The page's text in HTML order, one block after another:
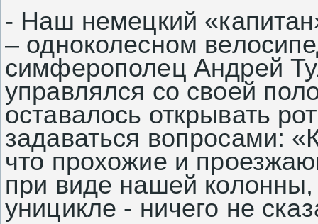
- Наш немецкий
– одноколесном
симферополец Андрей
управлялся со своей
оставалось открывать
задаваться вопросами:
что прохожие и
при виде нашей
уницикле - ничего не